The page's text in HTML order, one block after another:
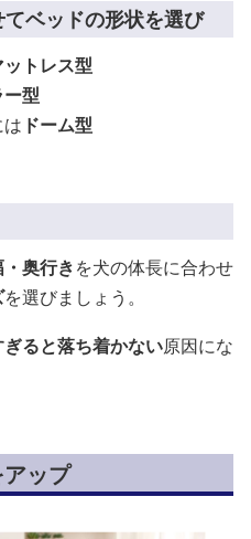
ベッドの形状を選び
ットレス型
型
ドーム型
奥行きを犬の体長に合わせ
を選びましょう。
ぎると落ち着かない原因にな
ップ